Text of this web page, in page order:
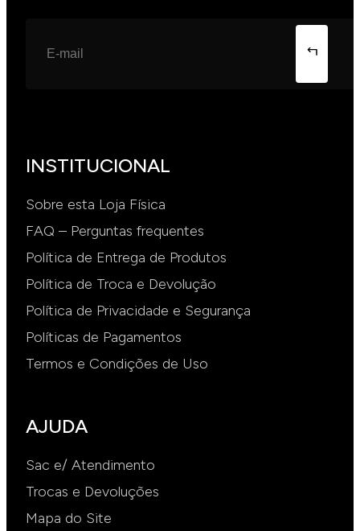
INSTITUCIONAL
Sobre esta Loja Física
FAQ – Perguntas frequentes
Política de Entrega de Produtos
Política de Troca e Devolução
Política de Privacidade e Segurança
Políticas de Pagamentos
Termos e Condições de Uso
AJUDA
Sac e/ Atendimento
Trocas e Devoluções
Mapa do Site